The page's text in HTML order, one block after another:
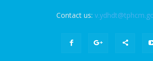
Contact us: